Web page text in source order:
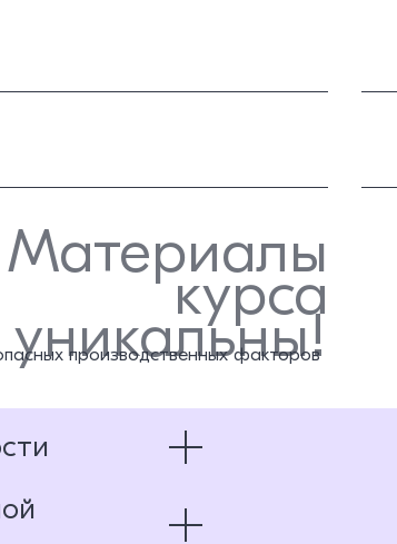
Материалы
курса
уникальны!
производственных факторов